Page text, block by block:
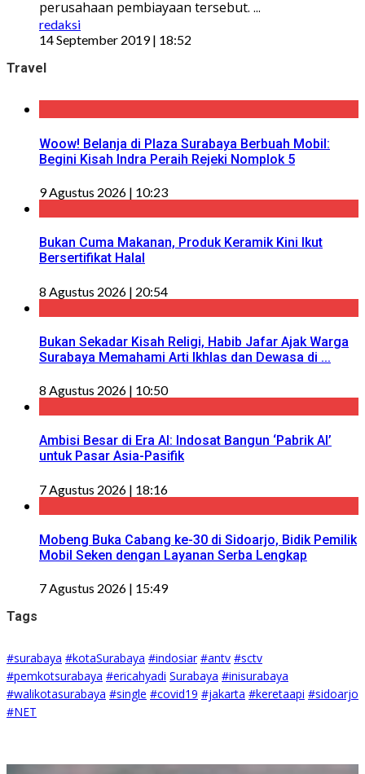
perusahaan pembiayaan tersebut. ...
redaksi
14 September 2019 | 18:52
Travel
Woow! Belanja di Plaza Surabaya Berbuah Mobil:
Begini Kisah Indra Peraih Rejeki Nomplok 5
9 Agustus 2026 | 10:23
Bukan Cuma Makanan, Produk Keramik Kini Ikut
Bersertifikat Halal
8 Agustus 2026 | 20:54
Bukan Sekadar Kisah Religi, Habib Jafar Ajak Warga
Surabaya Memahami Arti Ikhlas dan Dewasa di ...
8 Agustus 2026 | 10:50
Ambisi Besar di Era AI: Indosat Bangun ‘Pabrik AI’
untuk Pasar Asia-Pasifik
7 Agustus 2026 | 18:16
Mobeng Buka Cabang ke-30 di Sidoarjo, Bidik Pemilik
Mobil Seken dengan Layanan Serba Lengkap
7 Agustus 2026 | 15:49
Tags
#surabaya #kotaSurabaya #indosiar #antv #sctv
#pemkotsurabaya #ericahyadi Surabaya #inisurabaya
#walikotasurabaya #single #covid19 #jakarta #keretaapi #sidoarjo
#NET